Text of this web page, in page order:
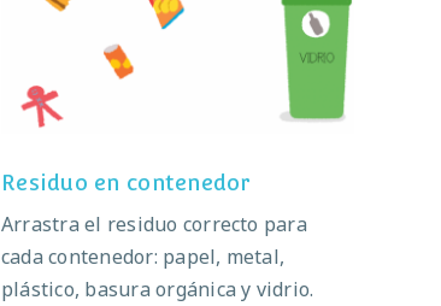
Residuo en contenedor
Residuo en contenedor
Arrastra el residuo correcto para
cada contenedor: papel, metal,
plástico, basura orgánica y vidrio.